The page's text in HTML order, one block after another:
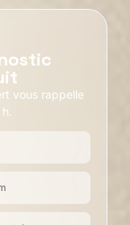
vous rappelle